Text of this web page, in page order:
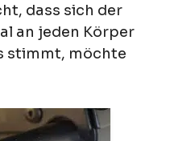
dass sich der
an jeden Körper
stimmt, möchte